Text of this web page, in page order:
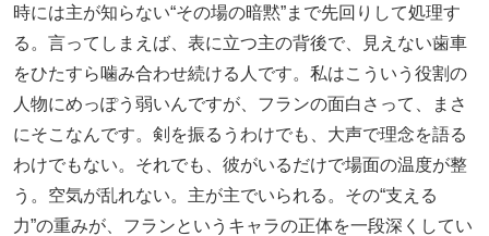
時には主が知らない“その場の暗黙”まで先回りして処理す
る。言ってしまえば、表に立つ主の背後で、見えない歯車
をひたすら噛み合わせ続ける人です。私はこういう役割の
人物にめっぽう弱いんですが、フランの面白さって、まさ
にそこなんです。剣を振るうわけでも、大声で理念を語る
わけでもない。それでも、彼がいるだけで場面の温度が整
う。空気が乱れない。主が主でいられる。その“支える
力”の重みが、フランというキャラの正体を一段深くしてい